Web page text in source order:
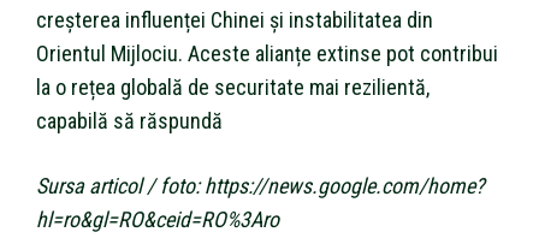
creșterea influenței Chinei și instabilitatea din
Orientul Mijlociu. Aceste alianțe extinse pot contribui
la o rețea globală de securitate mai rezilientă,
capabilă să răspundă
Sursa articol / foto: https://news.google.com/home?
hl=ro&gl=RO&ceid=RO%3Aro